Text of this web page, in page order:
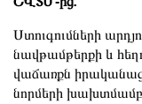
Ստուգումների
նավթամթերքի և
վաճառքն
նորմերի